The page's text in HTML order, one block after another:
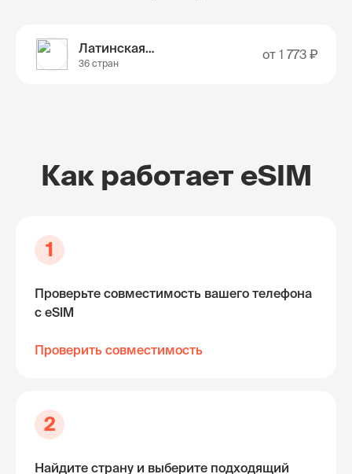
Латинская Америка
36 стран
от 1 773 ₽
Как работает eSIM
1
Проверьте совместимость вашего телефона
с eSIM
Проверить совместимость
2
Найдите страну и выберите подходящий